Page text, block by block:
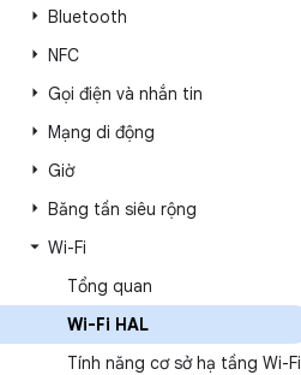
Bluetooth
NFC
Gọi điện và nhắn tin
Mạng di động
Giờ
Băng tần siêu rộng
Wi-Fi
Tổng quan
Wi-Fi HAL
Tính năng cơ sở hạ tầng Wi-Fi